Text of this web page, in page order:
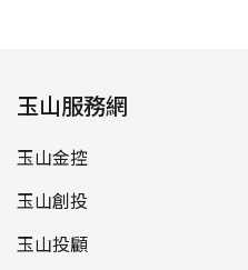
玉山服務網
玉山金控
玉山創投
玉山投顧